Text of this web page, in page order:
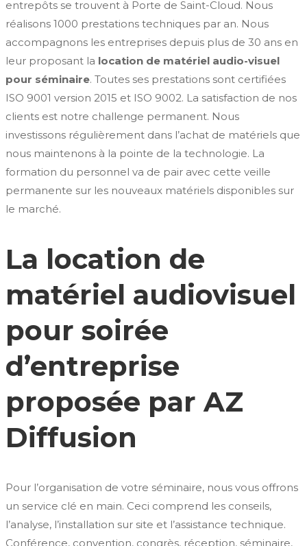
entrepôts se trouvent à Porte de Saint-Cloud. Nous
réalisons 1000 prestations techniques par an. Nous
accompagnons les entreprises depuis plus de 30 ans en
leur proposant la location de matériel audio-visuel
pour séminaire. Toutes ses prestations sont certifiées
ISO 9001 version 2015 et ISO 9002. La satisfaction de nos
clients est notre challenge permanent. Nous
investissons régulièrement dans l’achat de matériels que
nous maintenons à la pointe de la technologie. La
formation du personnel va de pair avec cette veille
permanente sur les nouveaux matériels disponibles sur
le marché.
La location de
matériel audiovisuel
pour soirée
d’entreprise
proposée par AZ
Diffusion
Pour l’organisation de votre séminaire, nous vous offrons
un service clé en main. Ceci comprend les conseils,
l’analyse, l’installation sur site et l’assistance technique.
Conférence, convention, congrès, réception, séminaire,